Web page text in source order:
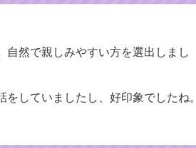
自然で親しみやすい方を選出しまし
していましたし、好印象でしたね。